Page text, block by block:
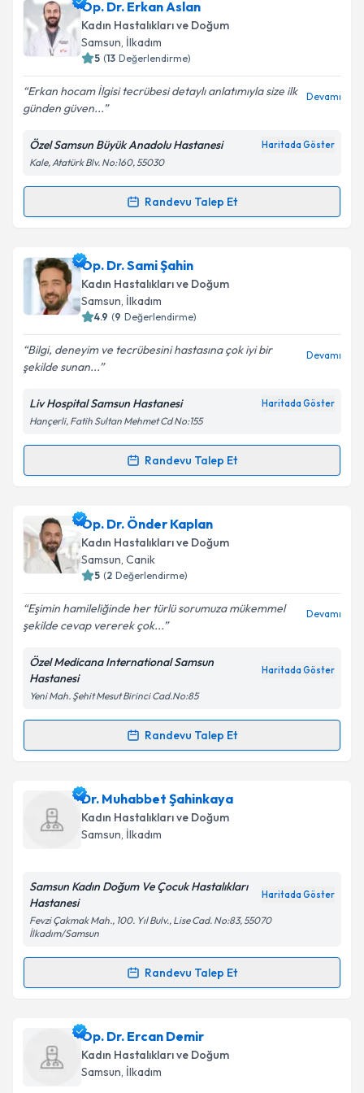
Dr. Öğr. Üyesi Naziye Gürkan Sabah
takvimi talebi oluşturun. Size bu uzmandan randevu
almanız için bir takvim hazırlandığında e-posta ile
bilgilendireceğiz.
E-posta Adresiniz
Kişisel verilerimin işlenmesine ilişkin
Metni'ni okudum ve kişisel verilerimin belirtilen
kapsamda işlenmesini kabul ediyorum.
Op. Dr. Erkan Aslan
Kadın Hastalıkları ve Doğum
Samsun, İlkadım
5 (13 Değerlendirme)
Erkan hocam İlgisi tecrübesi detaylı anlatımıyla size ilk
günden güven...
Devamı
Özel Samsun Büyük Anadolu Hastanesi Haritada Göster
Kale, Atatürk Blv. No:160, 55030
Randevu Talep Et
Randevu Takvimi Talebi
Op. Dr. Erkan Aslaniçin randevu takvimi talebi
oluşturun. Size bu uzmandan randevu almanız için bir
takvim hazırlandığında e-posta ile bilgilendireceğiz.
Kişisel verilerimin işlenmesine ilişkin
Aydınlatma
Metni'ni okudum ve kişisel verilerimin belirtilen
kapsamda işlenmesini kabul ediyorum.
Op. Dr. Sami Şahin
Kadın Hastalıkları ve Doğum
Samsun, İlkadım
4.9 (9 Değerlendirme)
Bilgi, deneyim ve tecrübesini hastasına çok iyi bir
şekilde sunan...
Devamı
Liv Hospital Samsun Hastanesi Haritada Göster
Hançerli, Fatih Sultan Mehmet Cd No:155
Randevu Talep Et
Randevu Takvimi Talebi
Op. Dr. Sami Şahiniçin randevu takvimi talebi
oluşturun. Size bu uzmandan randevu almanız için bir
takvim hazırlandığında e-posta ile bilgilendireceğiz.
Kişisel verilerimin işlenmesine ilişkin
Aydınlatma
Metni
kapsamda işlenmesini kabul ediyorum.
Takvim Talebini Gönder
Op. Dr. Önder Kaplan
Kadın Hastalıkları ve Doğum
Samsun, Canik
5 (2 Değerlendirme)
Eşimin hamileliğinde her türlü sorumuza mükemmel
şekilde cevap vererek çok...
Devamı
Özel Medicana International Samsun
Hastanesi
Haritada Göster
Yeni Mah. Şehit Mesut Birinci Cad.No:85
Randevu Talep Et
Randevu Takvimi Talebi
Op. Dr. Önder Kaplaniçin randevu takvimi talebi
oluşturun. Size bu uzmandan randevu almanız için bir
takvim hazırlandığında e-posta ile bilgilendireceğiz.
Metni'ni okudum ve kişisel verilerimin belirtilen
kapsamda işlenmesini kabul ediyorum.
Dr. Muhabbet Şahinkaya
Kadın Hastalıkları ve Doğum
Samsun, İlkadım
Samsun Kadın Doğum Ve Çocuk Hastalıkları
Hastanesi
Haritada Göster
Fevzi Çakmak Mah., 100. Yıl Bulv., Lise Cad. No:83, 55070
İlkadım/Samsun
Randevu Talep Et
Randevu Takvimi Talebi
Dr. Muhabbet Şahinkayaiçin randevu takvimi talebi
oluşturun. Size bu uzmandan randevu almanız için bir
takvim hazırlandığında e-posta ile bilgilendireceğiz.
Op. Dr. Ercan Demir
Kadın Hastalıkları ve Doğum
Samsun, İlkadım